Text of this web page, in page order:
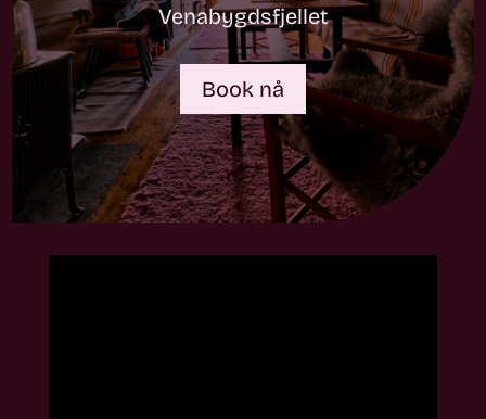
Venabygdsfjellet
Book nå